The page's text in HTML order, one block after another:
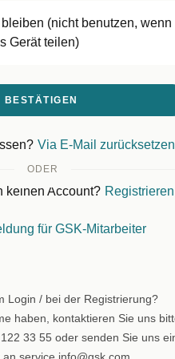
(nicht benutzen, wenn
Gerät teilen)
BESTÄTIGEN
Via E-Mail zurücksetzen
ODER
keinen Account? Registrieren
für GSK-Mitarbeiter
Login / bei der Registrierung?
haben, kontaktieren Sie uns
33 55 oder senden Sie uns